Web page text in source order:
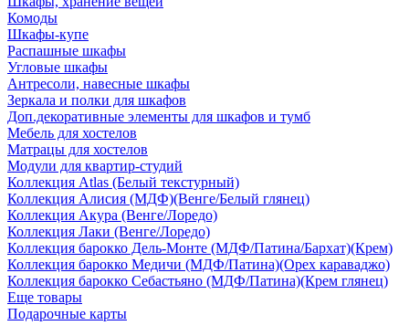
Комоды
Шкафы-купе
Распашные шкафы
Угловые шкафы
Антресоли, навесные шкафы
Зеркала и полки для шкафов
Доп.декоративные элементы для шкафов и тумб
Мебель для хостелов
Матрацы для хостелов
Модули для квартир-студий
Коллекция Atlas (Белый текстурный)
Коллекция Алисия (МДФ)(Венге/Белый глянец)
Коллекция Акура (Венге/Лоредо)
Коллекция Лаки (Венге/Лоредо)
Коллекция барокко Дель-Монте (МДФ/Патина/Бархат)(Крем)
Коллекция барокко Медичи (МДФ/Патина)(Орех караваджо)
Коллекция барокко Себастьяно (МДФ/Патина)(Крем глянец)
Еще товары
Подарочные карты